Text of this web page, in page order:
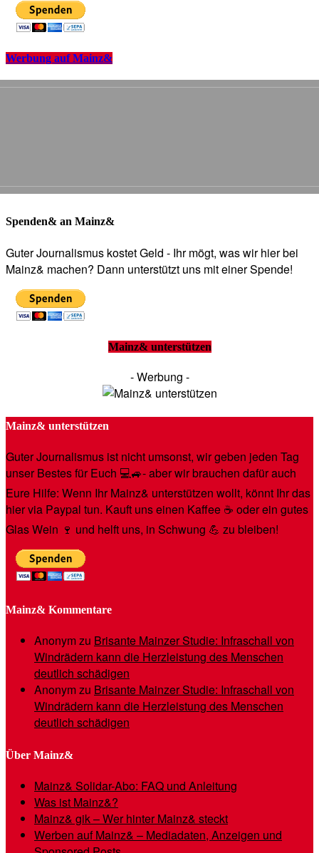
Werbung auf Mainz&
Spenden& an Mainz&
Guter Journalismus kostet Geld - Ihr mögt, was wir hier bei
Mainz& machen? Dann unterstützt uns mit einer Spende!
Mainz& unterstützen
- Werbung -
Mainz& unterstützen
Guter Journalismus ist nicht umsonst, wir geben jeden Tag
unser Bestes für Euch 💻🚙- aber wir brauchen dafür auch
Eure Hilfe: Wenn Ihr Mainz& unterstützen wollt, könnt Ihr das
hier via Paypal tun. Kauft uns einen Kaffee ☕️ oder ein gutes
Glas Wein 🍷 und helft uns, in Schwung 💪 zu bleiben!
Mainz& Kommentare
Anonymzu Brisante Mainzer Studie: Infraschall von
Windrädern kann die Herzleistung des Menschen
deutlich schädigen
Anonymzu Brisante Mainzer Studie: Infraschall von
Windrädern kann die Herzleistung des Menschen
deutlich schädigen
Über Mainz&
Mainz& Solidar-Abo: FAQ und Anleitung
Was ist Mainz&?
Mainz& gik – Wer hinter Mainz& steckt
Werben auf Mainz& – Mediadaten, Anzeigen und